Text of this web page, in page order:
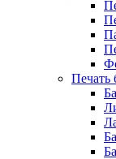
Печать